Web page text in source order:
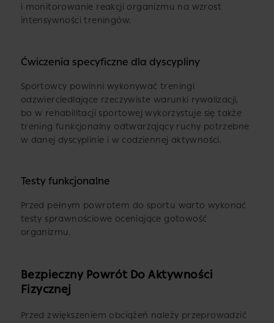
i monitorowanie reakcji organizmu na wzrost
intensywności treningów.
Ćwiczenia specyficzne dla dyscypliny
Sportowcy powinni wykonywać treningi
odzwierciedlające rzeczywiste warunki rywalizacji,
bo w rehabilitacji sportowej wykorzystuje się także
trening funkcjonalny odtwarzający ruchy potrzebne
w danej dyscyplinie i w codziennej aktywności.
Testy funkcjonalne
Przed pełnym powrotem do sportu warto wykonać
testy sprawnościowe oceniające gotowość
organizmu.
Bezpieczny Powrót Do Aktywności
Fizycznej
Przed zwiększeniem obciążeń należy przeprowadzić